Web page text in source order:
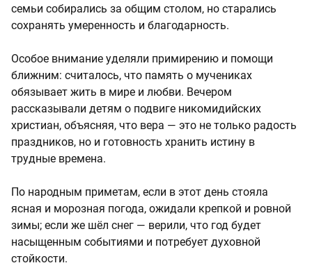
семьи собирались за общим столом, но старались
сохранять умеренность и благодарность.
Особое внимание уделяли примирению и помощи
ближним: считалось, что память о мучениках
обязывает жить в мире и любви. Вечером
рассказывали детям о подвиге никомидийских
христиан, объясняя, что вера — это не только радость
праздников, но и готовность хранить истину в
трудные времена.
По народным приметам, если в этот день стояла
ясная и морозная погода, ожидали крепкой и ровной
зимы; если же шёл снег — верили, что год будет
насыщенным событиями и потребует духовной
стойкости.